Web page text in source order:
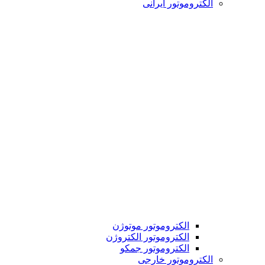
الکتروموتور ایرانی
الکتروموتور موتوژن
الکتروموتور الکتروژن
الکتروموتور جمکو
الکتروموتور خارجی